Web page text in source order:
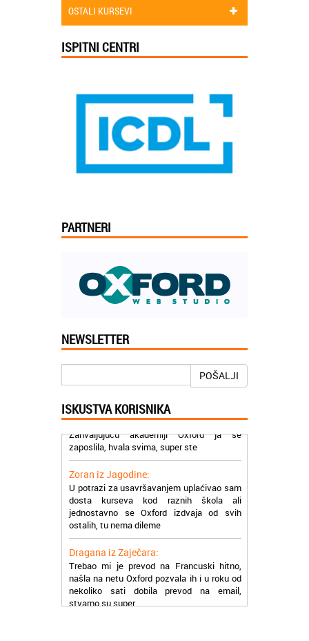
OSTALI KURSEVI
ISPITNI CENTRI
PARTNERI
NEWSLETTER
POŠALJI
ISKUSTVA KORISNIKA
Mogu da pohvalim sve zaposlene u
profesionalni i prenose znanje na odličan
Milica iz Beograda:
Zahvaljujuću akademiji Oxford ja se
zaposlila, hvala svima, super ste
Zoran iz Jagodine:
U potrazi za usavršavanjem uplaćivao sam
dosta kurseva kod raznih škola ali
jednostavno se Oxford izdvaja od svih
ostalih, tu nema dileme
Dragana iz Zaječara:
Trebao mi je prevod na Francuski hitno,
našla na netu Oxford pozvala ih i u roku od
nekoliko sati dobila prevod na email,
stvarno su super